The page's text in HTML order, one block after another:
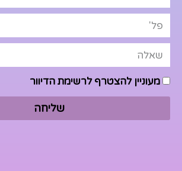
מעוניין להצטרף לרשימת הדיוור
שליחה